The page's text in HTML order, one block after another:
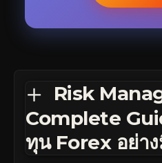
Risk
Complete
ทุน Forex อย่า